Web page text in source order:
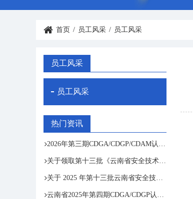
首页 / 员工风采 / 员工风采
员工风采
员工风采
热门资讯
2026年第三期CDGA/CDGP/CDAM认证考试通知
关于领取第十三批《云南省安全技术防范行 业资信证》和第五期云南省安防工程企业技术人员专业培训合格证的通知
关于 2025 年第十三批云南省安全技术防范 行业资信评定结果的公示
云南省2025年第四期CDGA/CDGP认证考试顺利结束